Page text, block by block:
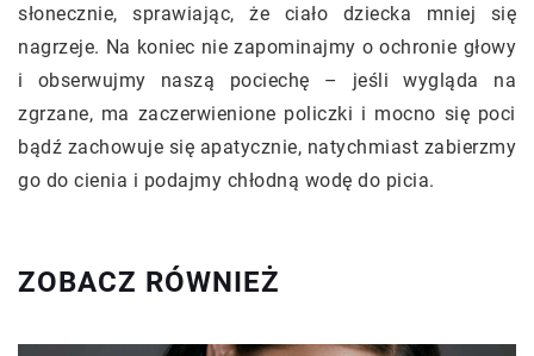
słonecznie, sprawiając, że ciało dziecka mniej się
nagrzeje. Na koniec nie zapominajmy o ochronie głowy
i obserwujmy naszą pociechę – jeśli wygląda na
zgrzane, ma zaczerwienione policzki i mocno się poci
bądź zachowuje się apatycznie, natychmiast zabierzmy
go do cienia i podajmy chłodną wodę do picia.
ZOBACZ RÓWNIEŻ